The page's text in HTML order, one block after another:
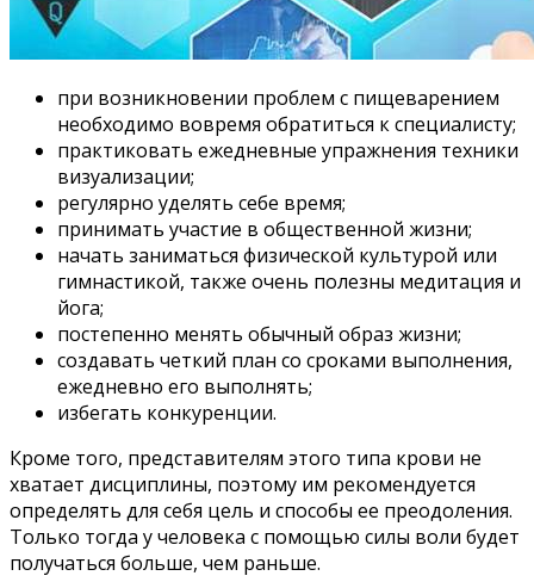
при возникновении проблем с пищеварением
необходимо вовремя обратиться к специалисту;
практиковать ежедневные упражнения техники
визуализации;
регулярно уделять себе время;
принимать участие в общественной жизни;
начать заниматься физической культурой или
гимнастикой, также очень полезны медитация и
йога;
постепенно менять обычный образ жизни;
создавать четкий план со сроками выполнения,
ежедневно его выполнять;
избегать конкуренции.
Кроме того, представителям этого типа крови не
хватает дисциплины, поэтому им рекомендуется
определять для себя цель и способы ее преодоления.
Только тогда у человека с помощью силы воли будет
получаться больше, чем раньше.